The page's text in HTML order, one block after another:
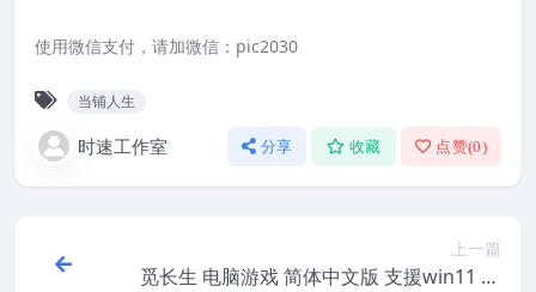
使用微信支付，请加微信：pic2030
当铺人生
时速工作室 分享 收藏 点赞(0)
上一篇
觅长生 电脑游戏 简体中文版 支援win11 wi